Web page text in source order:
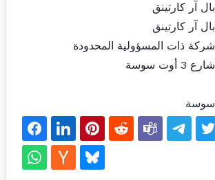
بال آر كارتينق
بال آر كارتينق
شركة ذات المسؤولية المحدودة
شارع 3 أوت سوسة
سوسة